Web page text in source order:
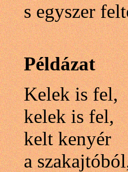
s egyszer
Példázat
Kelek is fel,
kelek is fel,
kelt kenyér
a